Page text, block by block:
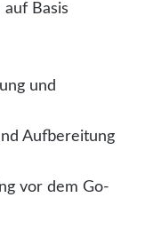
Basis
und
Aufbereitung
vor dem Go-